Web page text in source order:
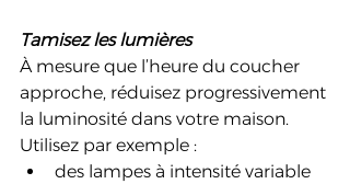
Tamisez les lumières
À mesure que l’heure du coucher
approche, réduisez progressivement
la luminosité dans votre maison.
Utilisez par exemple :
des lampes à intensité variable